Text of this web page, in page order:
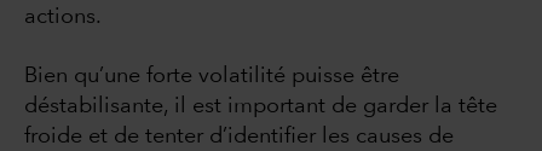
actions.
Bien qu’une forte volatilité puisse être
déstabilisante, il est important de garder la tête
froide et de tenter d’identifier les causes de